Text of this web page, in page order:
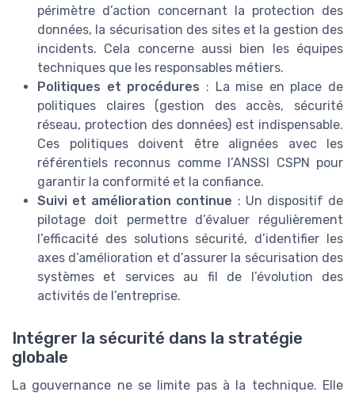
périmètre d’action concernant la protection des
données, la sécurisation des sites et la gestion des
incidents. Cela concerne aussi bien les équipes
techniques que les responsables métiers.
Politiques et procédures : La mise en place de
politiques claires (gestion des accès, sécurité
réseau, protection des données) est indispensable.
Ces politiques doivent être alignées avec les
référentiels reconnus comme l’ANSSI CSPN pour
garantir la conformité et la confiance.
Suivi et amélioration continue : Un dispositif de
pilotage doit permettre d’évaluer régulièrement
l’efficacité des solutions sécurité, d’identifier les
axes d’amélioration et d’assurer la sécurisation des
systèmes et services au fil de l’évolution des
activités de l’entreprise.
Intégrer la sécurité dans la stratégie
globale
La gouvernance ne se limite pas à la technique. Elle